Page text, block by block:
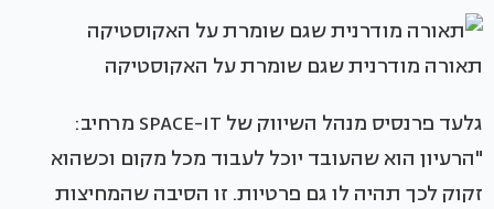
תאורה מודרנית שגם שומרת על האקוסטיקה
גלעד פרנסיס מנהל השיווק של SPACE-IT מרחיב:
"הרעיון הוא שהעובד יוכל לעבוד מכל מקום וכשהוא
זקוק לכך תהיה לו גם פרטיות. זו הסיבה שהמחיצות